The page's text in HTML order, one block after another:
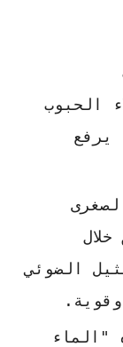
الحبوب
يرفع
الضوئي
"الماء